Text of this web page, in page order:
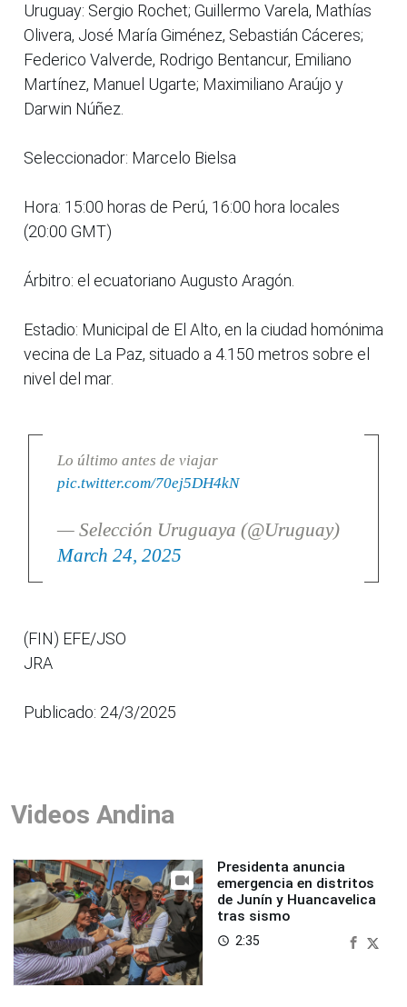
Uruguay: Sergio Rochet; Guillermo Varela, Mathías
Olivera, José María Giménez, Sebastián Cáceres;
Federico Valverde, Rodrigo Bentancur, Emiliano
Martínez, Manuel Ugarte; Maximiliano Araújo y
Darwin Núñez.
Seleccionador: Marcelo Bielsa
Hora: 15:00 horas de Perú, 16:00 hora locales
(20:00 GMT)
Árbitro: el ecuatoriano Augusto Aragón.
Estadio: Municipal de El Alto, en la ciudad homónima
vecina de La Paz, situado a 4.150 metros sobre el
nivel del mar.
Lo último antes de viajar
pic.twitter.com/70ej5DH4kN
— Selección Uruguaya (@Uruguay)
March 24, 2025
(FIN) EFE/JSO
JRA
Publicado: 24/3/2025
Videos Andina
Presidenta anuncia
emergencia en distritos
de Junín y Huancavelica
tras sismo
access_time 2:35